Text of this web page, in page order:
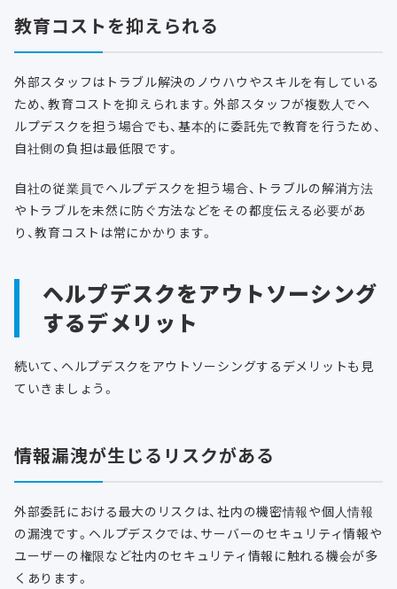
教育コストを抑えられる
外部スタッフはトラブル解決のノウハウやスキルを有している
ため、教育コストを抑えられます。外部スタッフが複数人でヘ
ルプデスクを担う場合でも、基本的に委託先で教育を行うため、
自社側の負担は最低限です。
自社の従業員でヘルプデスクを担う場合、トラブルの解消方法
やトラブルを未然に防ぐ方法などをその都度伝える必要があ
り、教育コストは常にかかります。
ヘルプデスクをアウトソーシング
するデメリット
続いて、ヘルプデスクをアウトソーシングするデメリットも見
ていきましょう。
情報漏洩が生じるリスクがある
外部委託における最大のリスクは、社内の機密情報や個人情報
の漏洩です。ヘルプデスクでは、サーバーのセキュリティ情報や
ユーザーの権限など社内のセキュリティ情報に触れる機会が多
くあります。